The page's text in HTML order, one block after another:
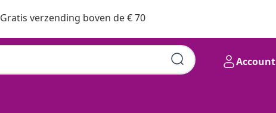
Gratis verzending boven de € 70
Account